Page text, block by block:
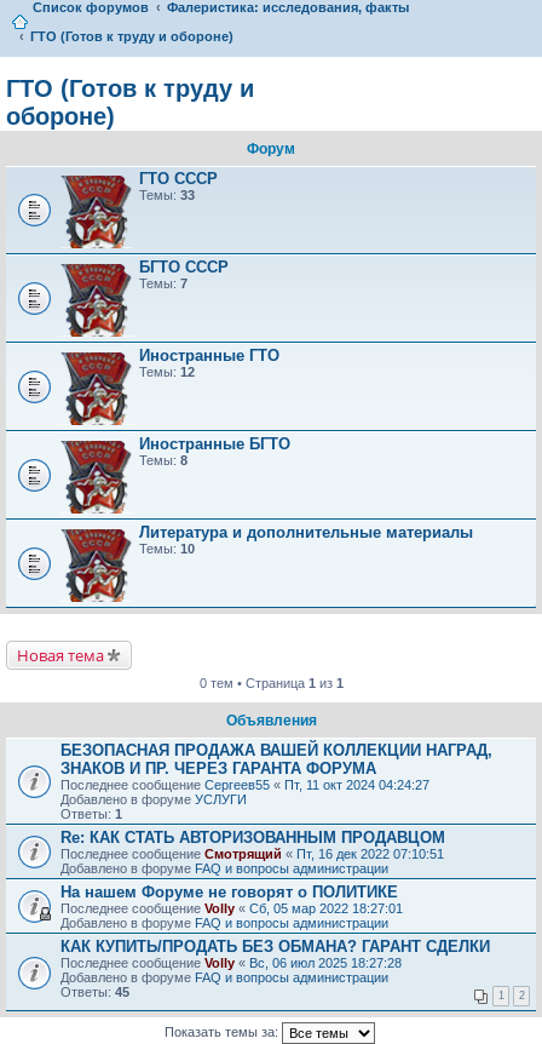
Список форумов
Фалеристика: исследования, факты
ГТО (Готов к труду и обороне)
ГТО (Готов к труду и
обороне)
Форум
ГТО СССР
Темы: 33
БГТО СССР
Темы: 7
Иностранные ГТО
Темы: 12
Иностранные БГТО
Темы: 8
Литература и дополнительные материалы
Темы: 10
Новая тема
0 тем • Страница 1 из 1
Объявления
БЕЗОПАСНАЯ ПРОДАЖА ВАШЕЙ КОЛЛЕКЦИИ НАГРАД,
ЗНАКОВ И ПР. ЧЕРЕЗ ГАРАНТА ФОРУМА
Последнее сообщение Сергеев55 « Пт, 11 окт 2024 04:24:27
Добавлено в форуме УСЛУГИ
Ответы: 1
Re: КАК СТАТЬ АВТОРИЗОВАННЫМ ПРОДАВЦОМ
Последнее сообщение Смотрящий « Пт, 16 дек 2022 07:10:51
Добавлено в форуме FAQ и вопросы администрации
На нашем Форуме не говорят о ПОЛИТИКЕ
Последнее сообщение Volly « Сб, 05 мар 2022 18:27:01
Добавлено в форуме FAQ и вопросы администрации
КАК КУПИТЬ/ПРОДАТЬ БЕЗ ОБМАНА? ГАРАНТ СДЕЛКИ
Последнее сообщение Volly « Вс, 06 июл 2025 18:27:28
Добавлено в форуме FAQ и вопросы администрации
Ответы: 45 1 2
Показать темы за: